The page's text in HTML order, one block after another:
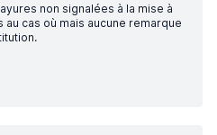
non signalées à la mise à
cas où mais aucune remarque